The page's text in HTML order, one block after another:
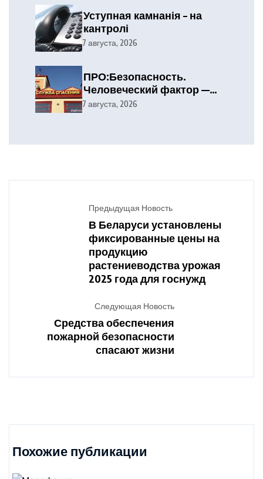
Уступная камнанія – на
кантролі
7 августа, 2026
ПРО:Безопасность.
Человеческий фактор —
главная причина лесных
7 августа, 2026
Предыдущая Новость
В Беларуси установлены
фиксированные цены на
продукцию
растениеводства урожая
2025 года для госнужд
Следующая Новость
Средства обеспечения
пожарной безопасности
спасают жизни
Похожие публикации